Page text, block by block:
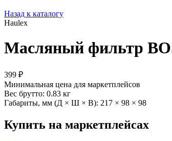
Назад к каталогу
Haulex
Масляный фильтр
399 ₽
Минимальная цена для маркетплейсов
Вес брутто: 0.83 кг
Габариты, мм (Д × Ш × В): 217 × 98 × 98
Купить на маркетплейсах